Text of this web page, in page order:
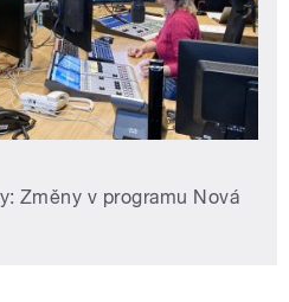
Změny v programu Nová